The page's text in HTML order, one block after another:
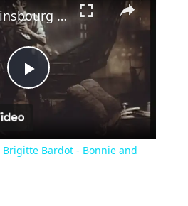
Play
Serge Gainsbourg et Brigitte Bardot - Bonnie and Clyde - 1967
Bardot - Bonnie and